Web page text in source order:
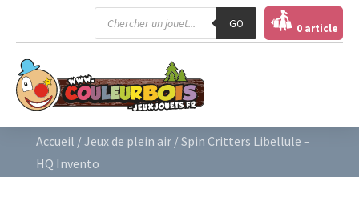
Recherche
produits
GO 0 article
Accueil / Jeux de plein air/ Spin Critters Libellule –
HQ Invento